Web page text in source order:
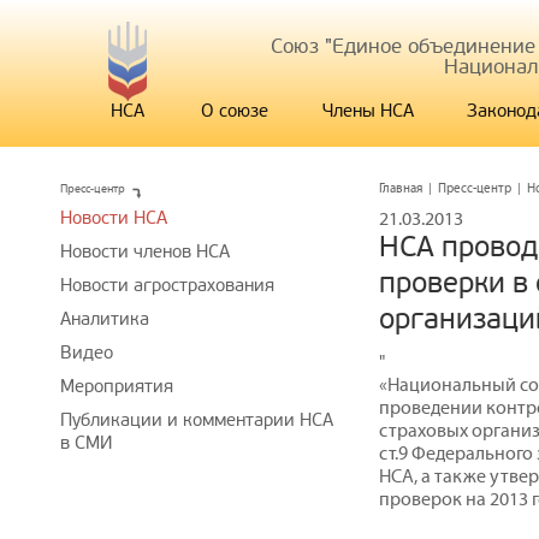
Союз "Единое
НСА О союзе Члены НСА
Главная | Пресс-центр |
21.03.2013
НСА
проверки
"
«Национальный
проведении
страховых
ст.9
НСА, а также
проверок на 2013
Пресс-центр
Новости НСА
Новости членов НСА
Новости агрострахования
Аналитика
Видео
Мероприятия
Публикации и комментарии НСА
в СМИ